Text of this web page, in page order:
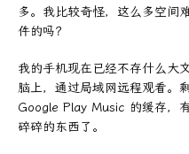
多。我比较奇怪，这么多空间
件的吗？
我的手机现在已经不存什么大
脑上，通过局域网远程观看。
Google Play Music 的缓存，
碎碎的东西了。